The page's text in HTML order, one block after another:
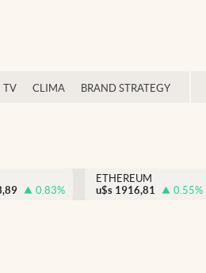
TV CLIMA BRAND STRATEGY
0.83%
ETHEREUM
u$s 1916,81 0.55%